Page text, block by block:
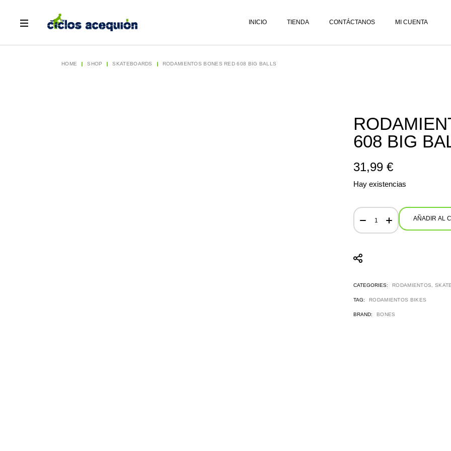
content
INICIO TIENDA CONTÁCTANOS MI CUENTA
LISTA DE DESEOS
HOME SHOP SKATEBOARDS RODAMIENTOS BONES RED 608 BIG BALLS
608 BIG
31,99 €
Hay existencias
Rodamientos Bones Red
AÑADIR AL
CATEGORIES: RODAMIENTOS
TAG: RODAMIENTOS BIKES
BRAND: BONES